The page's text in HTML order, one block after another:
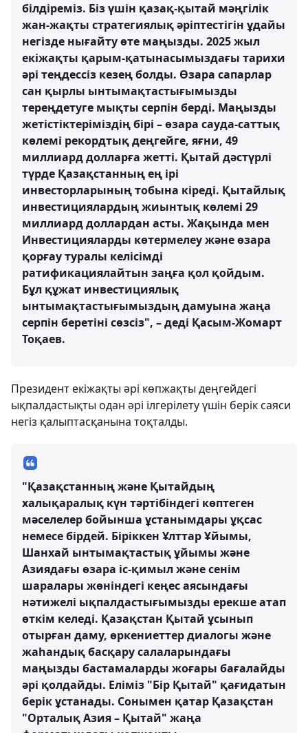
білдіреміз. Біз үшін қазақ-қытай мәңгілік
жан-жақты стратегиялық әріптестігін ұдайы
негізде нығайту өте маңызды. 2025 жыл
екіжақты қарым-қатынасымыздағы тарихи
әрі теңдессіз кезең болды. Өзара сапарлар
сан қырлы ынтымақтастығымызды
тереңдетуге мықты серпін берді. Маңызды
жетістіктеріміздің бірі – өзара сауда-саттық
көлемі рекордтық деңгейге, яғни, 49
миллиард долларға жетті. Қытай дәстүрлі
түрде Қазақстанның ең ірі
инвесторларының тобына кіреді. Қытайлық
инвестициялардың жиынтық көлемі 29
миллиард доллардан асты. Жақында мен
Инвестицияларды көтермелеу және өзара
қорғау туралы келісімді
ратификациялайтын заңға қол қойдым.
Бұл құжат инвестициялық
ынтымақтастығымыздың дамуына жаңа
серпін беретіні сөзсіз", – деді Қасым-Жомарт
Тоқаев.
Президент екіжақты әрі көпжақты деңгейдегі
ықпалдастықты одан әрі ілгерілету үшін берік саяси
негіз қалыптасқанына тоқталды.
"Қазақстанның және Қытайдың
халықаралық күн тәртібіндегі көптеген
мәселелер бойынша ұстанымдары ұқсас
немесе бірдей. Біріккен Ұлттар Ұйымы,
Шанхай ынтымақтастық ұйымы және
Азиядағы өзара іс-қимыл және сенім
шаралары жөніндегі кеңес аясындағы
нәтижелі ықпалдастығымызды ерекше атап
өткім келеді. Қазақстан Қытай ұсынып
отырған даму, өркениеттер диалогы және
жаһандық басқару салаларындағы
маңызды бастамаларды жоғары бағалайды
әрі қолдайды. Еліміз "Бір Қытай" қағидатын
берік ұстанады. Сонымен қатар Қазақстан
"Орталық Азия – Қытай" жаңа